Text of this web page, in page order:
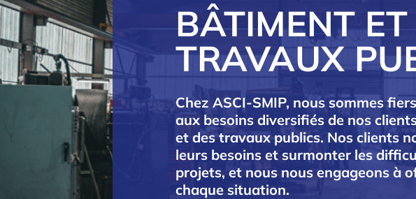
BÂTIMENT ET
TRAVAUX
Chez ASCI-SMIP, nous sommes
aux besoins diversifiés de nos
et des travaux publics. Nos clients
leurs besoins et surmonter les
projets, et nous nous engageons à
chaque situation.